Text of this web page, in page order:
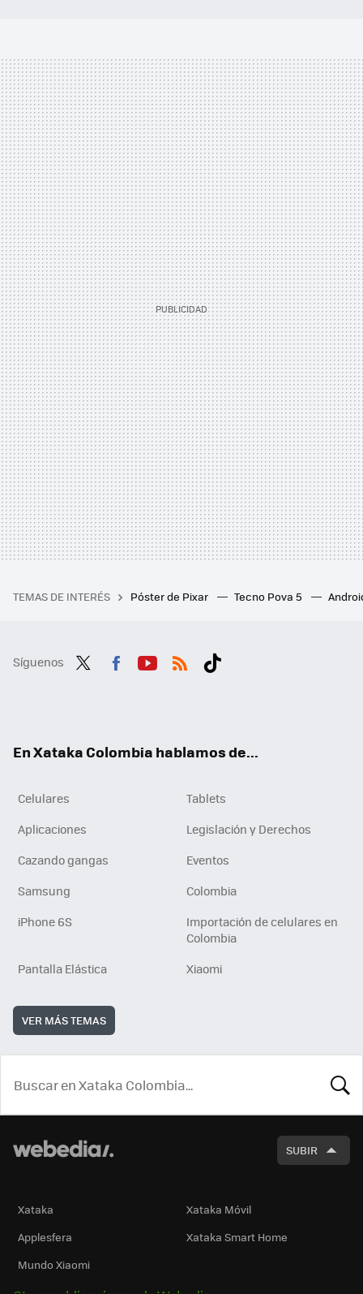
TEMAS DE INTERÉS Póster de Pixar Tecno Pova 5
Síguenos
En Xataka Colombia hablamos de...
Celulares
Tablets
Aplicaciones
Legislación y Derechos
Cazando gangas
Eventos
Samsung
Colombia
iPhone 6S
Importación de celulares en
Colombia
Pantalla Elástica
Xiaomi
VER MÁS TEMAS
SUBIR
Xataka
Xataka Móvil
Applesfera
Xataka Smart Home
Mundo Xiaomi